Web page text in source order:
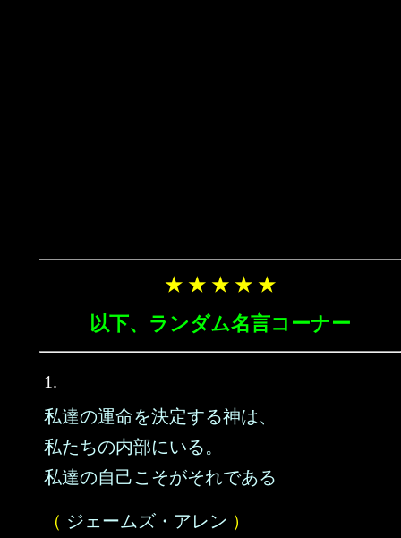
★ ★ ★ ★ ★
以下、ランダム名言コーナー
1.
私達の運命を決定する神は、
私たちの内部にいる。
私達の自己こそがそれである
（ ジェームズ・アレン ）